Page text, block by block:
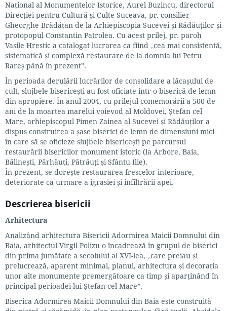
Național al Monumentelor Istorice, Aurel Buzincu, directorul
Direcției pentru Cultură și Culte Suceava, pr. consilier
Gheorghe Brădățan de la Arhiepiscopia Sucevei și Rădăuților și
protopopul Constantin Patrolea. Cu acest prilej, pr. paroh
Vasile Hrestic a catalogat lucrarea ca fiind „cea mai consistentă,
sistematică și complexă restaurare de la domnia lui Petru
Rareș până în prezent”.
În perioada derulării lucrărilor de consolidare a lăcașului de
cult, slujbele bisericești au fost oficiate într-o biserică de lemn
din apropiere. În anul 2004, cu prilejul comemorării a 500 de
ani de la moartea marelui voievod al Moldovei, Ștefan cel
Mare, arhiepiscopul Pimen Zainea al Sucevei și Rădăuților a
dispus construirea a șase biserici de lemn de dimensiuni mici
în care să se oficieze slujbele bisericești pe parcursul
restaurării bisericilor monument istoric (la Arbore, Baia,
Bălinești, Părhăuți, Pătrăuți și Sfântu Ilie).
În prezent, se dorește restaurarea frescelor interioare,
deteriorate ca urmare a igrasiei și infiltrării apei.
Descrierea bisericii
Arhitectura
Analizând arhitectura Bisericii Adormirea Maicii Domnului din
Baia, arhitectul Virgil Polizu o încadrează în grupul de biserici
din prima jumătate a secolului al XVI-lea, „care preiau și
prelucrează, aparent minimal, planul, arhitectura și decorația
unor alte monumente premergătoare ca timp și aparținând în
principal perioadei lui Ștefan cel Mare”.
Biserica Adormirea Maicii Domnului din Baia este construită